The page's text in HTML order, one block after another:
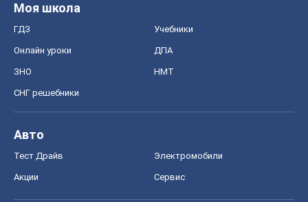
Моя школа
ГДЗ Учебники
Онлайн уроки ДПА
ЗНО НМТ
СНГ решебники
Авто
Тест Драйв Электромобили
Акции Сервис